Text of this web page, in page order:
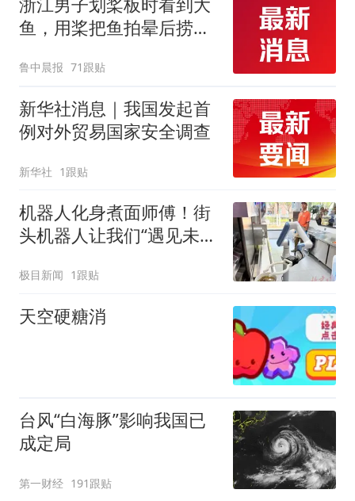
鱼，用桨把鱼拍晕后捞
两，做成红烧辣子鱼块，
味道很好
鲁中晨报 71跟贴
新华社消息｜我国发起首
例对外贸易国家安全调查
新华社 1跟贴
机器人化身煮面师傅！街
头机器人让我们“遇见未
极目新闻 1跟贴
天空硬糖消
台风“白海豚”影响我国已
成定局
第一财经 191跟贴